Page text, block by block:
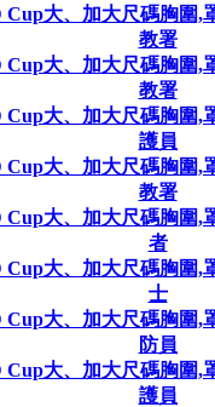
大、加大尺碼胸圍
教署
大、加大尺碼胸圍
教署
大、加大尺碼胸圍
護員
大、加大尺碼胸圍
教署
大、加大尺碼胸圍
者
大、加大尺碼胸圍
士
大、加大尺碼胸圍
防員
大、加大尺碼胸圍
護員